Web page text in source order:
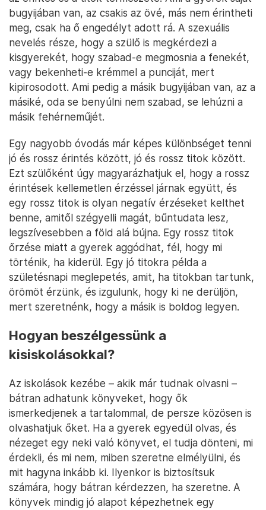
bugyijában van, az csakis az övé, más nem érintheti
meg, csak ha ő engedélyt adott rá. A szexuális
nevelés része, hogy a szülő is megkérdezi a
kisgyerekét, hogy szabad-e megmosnia a fenekét,
vagy bekenheti-e krémmel a punciját, mert
kipirosodott. Ami pedig a másik bugyijában van, az a
másiké, oda se benyúlni nem szabad, se lehúzni a
másik fehérneműjét.
Egy nagyobb óvodás már képes különbséget tenni
jó és rossz érintés között, jó és rossz titok között.
Ezt szülőként úgy magyarázhatjuk el, hogy a rossz
érintések kellemetlen érzéssel járnak együtt, és
egy rossz titok is olyan negatív érzéseket kelthet
benne, amitől szégyelli magát, bűntudata lesz,
legszívesebben a föld alá bújna. Egy rossz titok
őrzése miatt a gyerek aggódhat, fél, hogy mi
történik, ha kiderül. Egy jó titokra példa a
születésnapi meglepetés, amit, ha titokban tartunk,
örömöt érzünk, és izgulunk, hogy ki ne derüljön,
mert szeretnénk, hogy a másik is boldog legyen.
Hogyan beszélgessünk a
kisiskolásokkal?
Az iskolások kezébe – akik már tudnak olvasni –
bátran adhatunk könyveket, hogy ők
ismerkedjenek a tartalommal, de persze közösen is
olvashatjuk őket. Ha a gyerek egyedül olvas, és
nézeget egy neki való könyvet, el tudja dönteni, mi
érdekli, és mi nem, miben szeretne elmélyülni, és
mit hagyna inkább ki. Ilyenkor is biztosítsuk
számára, hogy bátran kérdezzen, ha szeretne. A
könyvek mindig jó alapot képezhetnek egy